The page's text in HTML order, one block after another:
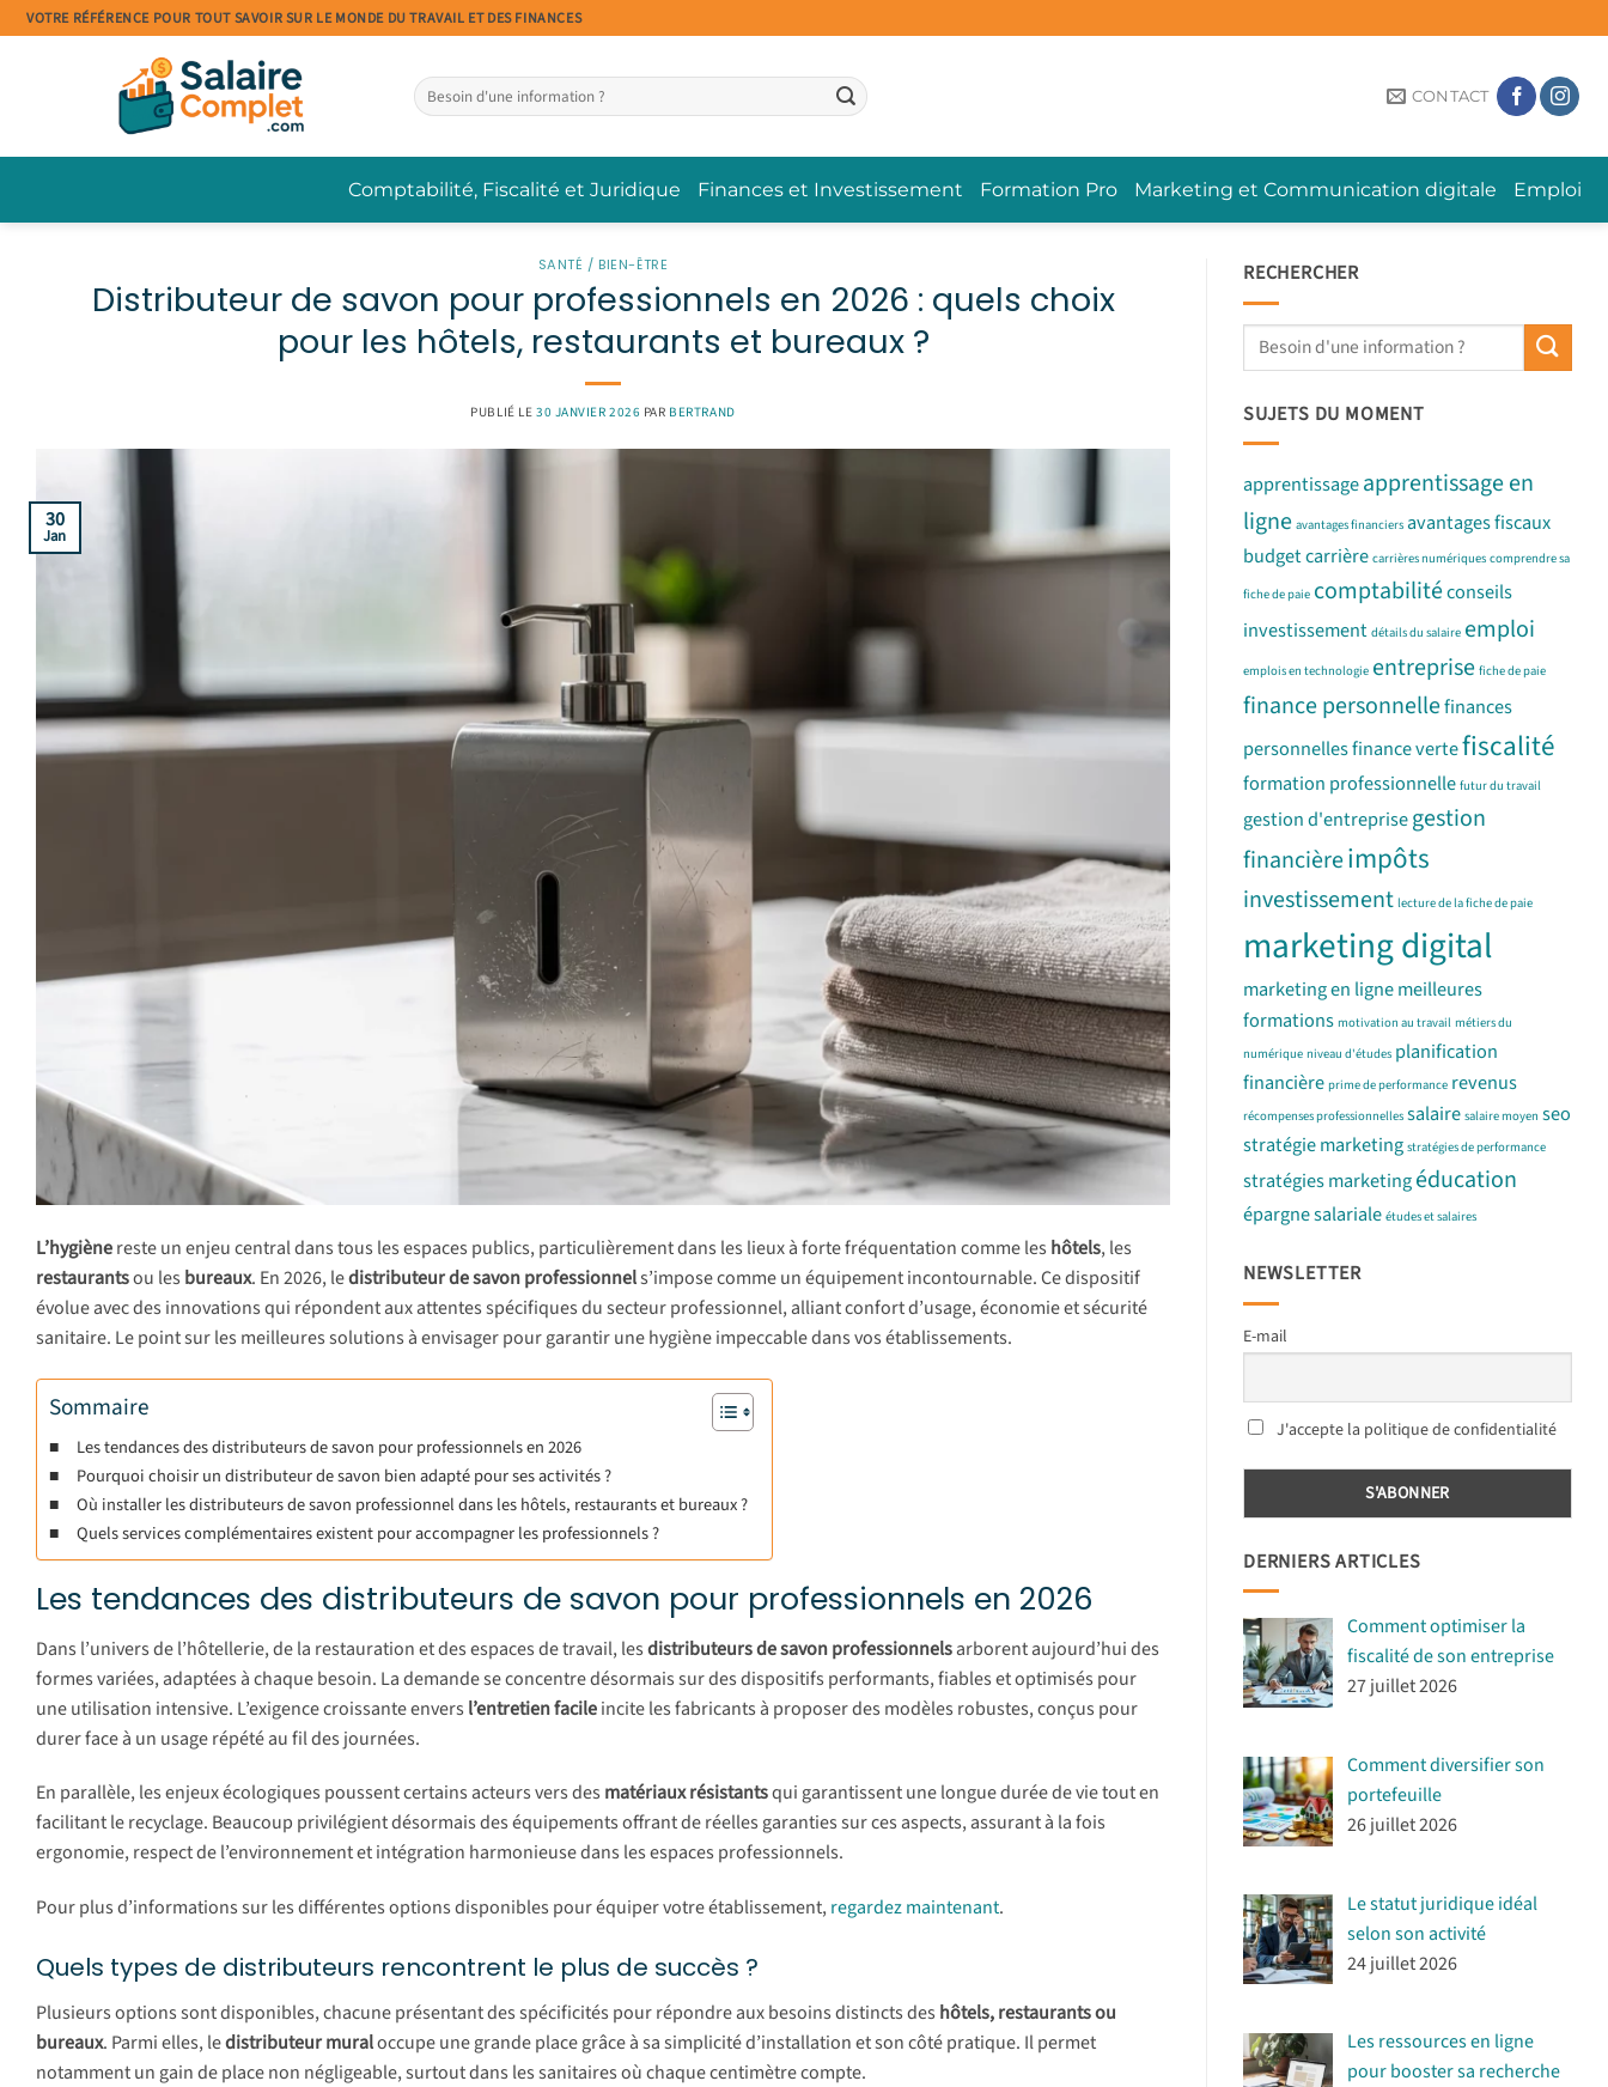
Passer
au
VOTRE RÉFÉRENCE POUR TOUT SAVOIR SUR LE MONDE DU TRAVAIL ET DES FINANCES
CONTACT
Comptabilité, Fiscalité et Juridique Finances et Investissement Formation Pro Marketing et Communication digitale Emploi
SANTÉ / BIEN-ÊTRE
Distributeur de savon pour professionnels en 2026 : quels choix
pour les hôtels, restaurants et bureaux ?
PUBLIÉ LE 30 JANVIER 2026 PAR BERTRAND
30
Jan
L’hygiènereste un enjeu central dans tous les espaces publics, particulièrement dans les lieux à forte fréquentation comme les hôtels, les
restaurantsou les bureaux. En 2026, ledistributeur de savon professionnels’impose comme un équipement incontournable. Ce dispositif
évolue avec des innovations qui répondent aux attentes spécifiques du secteur professionnel, alliant confort d’usage, économie et sécurité
sanitaire. Le point sur les meilleures solutions à envisager pour garantir une hygiène impeccable dans vos établissements.
Sommaire
Les tendances des distributeurs de savon pour professionnels en 2026
Pourquoi choisir un distributeur de savon bien adapté pour ses activités ?
Où installer les distributeurs de savon professionnel dans les hôtels, restaurants et bureaux ?
Quels services complémentaires existent pour accompagner les professionnels ?
Les tendances des distributeurs de savon pour professionnels en 2026
Dans l’univers de l’hôtellerie, de la restauration et des espaces de travail, lesdistributeurs de savon professionnelsarborent aujourd’hui des
formes variées, adaptées à chaque besoin. La demande se concentre désormais sur des dispositifs performants, fiables et optimisés pour
une utilisation intensive. L’exigence croissante envers l’entretien facileincite les fabricants à proposer des modèles robustes, conçus pour
durer face à un usage répété au fil des journées.
En parallèle, les enjeux écologiques poussent certains acteurs vers des matériaux résistantsqui garantissent une longue durée de vie tout en
facilitant le recyclage. Beaucoup privilégient désormais des équipements offrant de réelles garanties sur ces aspects, assurant à la fois
ergonomie, respect de l’environnement et intégration harmonieuse dans les espaces professionnels.
Pour plus d’informations sur les différentes options disponibles pour équiper votre établissement,regardez maintenant.
Quels types de distributeurs rencontrent le plus de succès ?
Plusieurs options sont disponibles, chacune présentant des spécificités pour répondre aux besoins distincts des hôtels, restaurants ou
bureaux. Parmi elles, ledistributeur muraloccupe une grande place grâce à sa simplicité d’installation et son côté pratique. Il permet
notamment un gain de place non négligeable, surtout dans les sanitaires où chaque centimètre compte.
RECHERCHER
SUJETS DU MOMENT
apprentissageapprentissage en
ligne avantages financiers avantages fiscaux
budgetcarrière carrières numériques comprendre sa
fiche de paie comptabilitéconseils
investissement détails du salaire emploi
emplois en technologie entreprise fiche de paie
finance personnellefinances
personnellesfinance vertefiscalité
formation professionnelle futur du travail
gestion d'entreprisegestion
financièreimpôts
investissement lecture de la fiche de paie
marketing digital
marketing en lignemeilleures
formations motivation au travail métiers du
numérique niveau d'études planification
financière prime de performance revenus
récompenses professionnelles salaire salaire moyen seo
stratégie marketing stratégies de performance
stratégies marketingéducation
épargne salariale études et salaires
NEWSLETTER
E-mail
J'accepte la politique de confidentialité
DERNIERS ARTICLES
Comment optimiser la
fiscalité de son entreprise
27 juillet 2026
Comment diversifier son
portefeuille
26 juillet 2026
Le statut juridique idéal
selon son activité
24 juillet 2026
Les ressources en ligne
pour booster sa recherche